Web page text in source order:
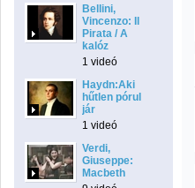
Bellini,
Vincenzo: Il
Pirata / A
kalóz
1 videó
Haydn:Aki
hűtlen pórul
jár
1 videó
Verdi,
Giuseppe:
Macbeth